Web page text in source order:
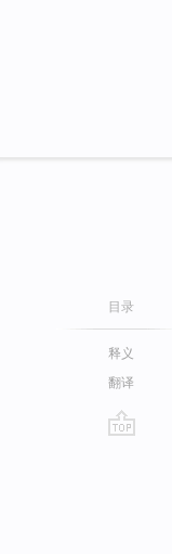
目录
释义
翻译